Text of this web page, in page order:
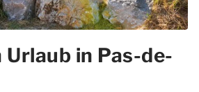
Urlaub in Pas-de-